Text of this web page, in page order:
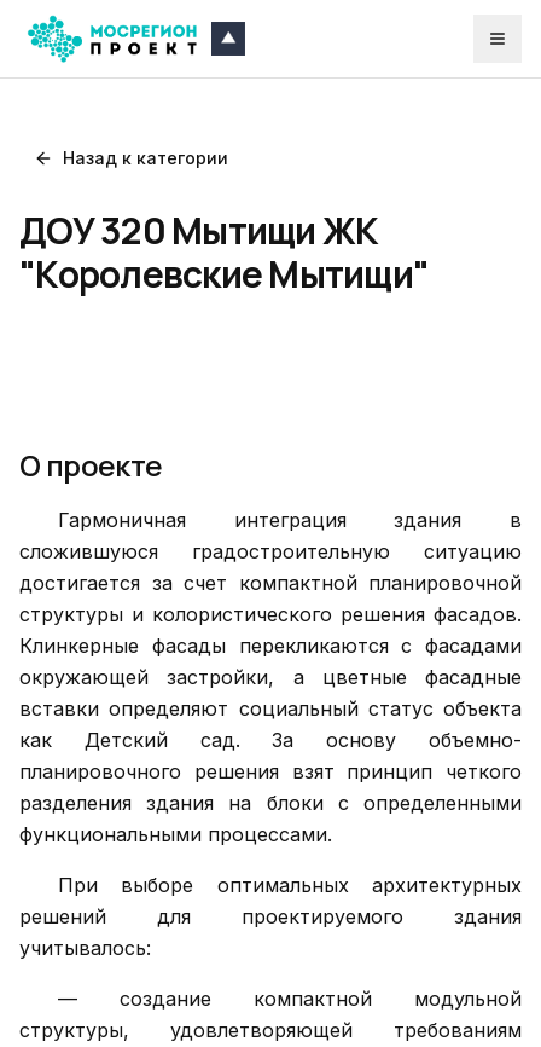
Назад к категории
ДОУ 320 Мытищи ЖК
"Королевские Мытищи"
О проекте
Гармоничная интеграция здания в
сложившуюся градостроительную ситуацию
достигается за счет компактной планировочной
структуры и колористического решения фасадов.
Клинкерные фасады перекликаются с фасадами
окружающей застройки, а цветные фасадные
вставки определяют социальный статус объекта
как Детский сад. За основу объемно-
планировочного решения взят принцип четкого
разделения здания на блоки с определенными
функциональными процессами.
При выборе оптимальных архитектурных
решений для проектируемого здания
учитывалось:
— создание компактной модульной
структуры, удовлетворяющей требованиям